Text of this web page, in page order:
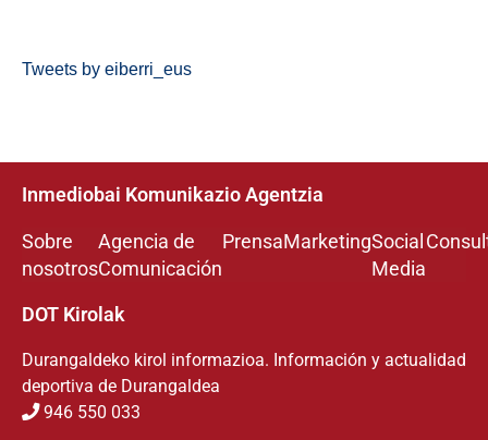
Tweets by eiberri_eus
Inmediobai Komunikazio Agentzia
Sobre
nosotros
Agencia de
Comunicación
PrensaMarketingSocial
Media
DOT Kirolak
Durangaldeko kirol informazioa. Información y actualidad
deportiva de Durangaldea
946 550 033